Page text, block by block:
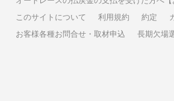
このサイトについて
利用規約 約定
お客様各種お問合せ・取材申込
長期欠場